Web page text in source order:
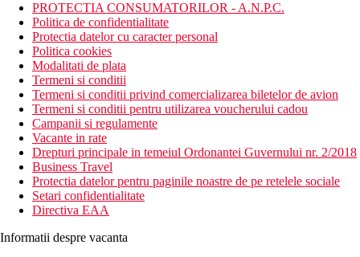
PROTECTIA CONSUMATORILOR - A.N.P.C.
Politica de confidentialitate
Protectia datelor cu caracter personal
Politica cookies
Modalitati de plata
Termeni si conditii
Termeni si conditii privind comercializarea biletelor de avion
Termeni si conditii pentru utilizarea voucherului cadou
Campanii si regulamente
Vacante in rate
Drepturi principale in temeiul Ordonantei Guvernului nr. 2/2018
Business Travel
Protectia datelor pentru paginile noastre de pe retelele sociale
Setari confidentialitate
Directiva EAA
Informatii despre vacanta